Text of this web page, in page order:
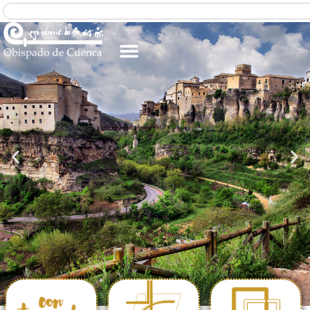
PARROQUIA
ESPAÑOLA